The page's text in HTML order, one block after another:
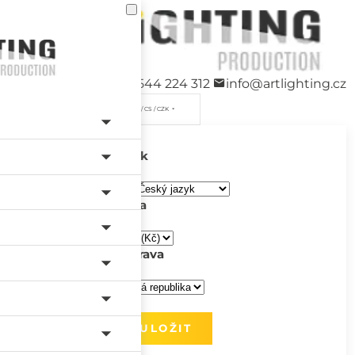
+420 544 224 312 info@artlighting.cz
/ CS / CZK
Jazyk
Měna
Doprava